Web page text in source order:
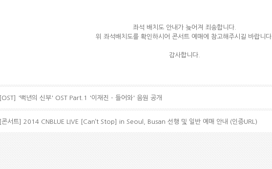
좌석 배치도 안내가 늦어져 죄송합니다.
위 좌석배치도를 확인하시어 콘서트 예매에 참고해주시길 바랍니다.
감사합니다.
[OST] '백년의 신부' OST Part.1 '이재진 - 들어와' 음원 공개
[콘서트] 2014 CNBLUE LIVE [Can’t Stop] in Seoul, Busan 선행 및 일반 예매 안내 (인증URL)